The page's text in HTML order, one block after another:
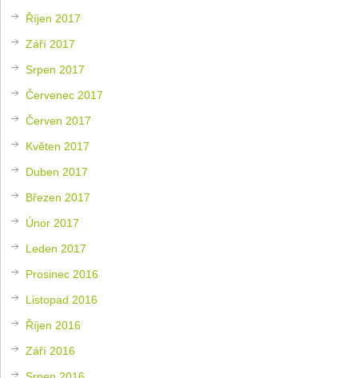
Říjen 2017
Září 2017
Srpen 2017
Červenec 2017
Červen 2017
Květen 2017
Duben 2017
Březen 2017
Únor 2017
Leden 2017
Prosinec 2016
Listopad 2016
Říjen 2016
Září 2016